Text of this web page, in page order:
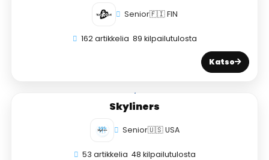
Senior🇫🇮 FIN
162 artikkelia 89 kilpailutulosta
Katso
Skyliners
Senior🇺🇸 USA
53 artikkelia 48 kilpailutulosta